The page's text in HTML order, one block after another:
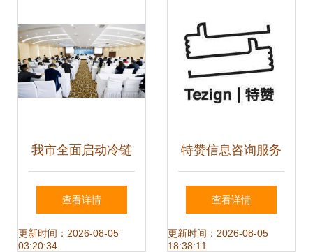
我市全面启动冷链
食品信息化追溯体
系培训，市场信息
查看详情
更新时间：2026-08-05
03:20:34
特赞信息咨询服务
构建数字化商业智
慧桥梁
查看详情
更新时间：2026-08-05
18:38:11